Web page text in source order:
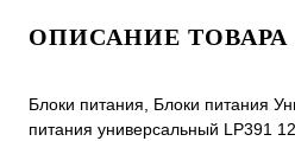
ОПИСАНИЕ ТОВАРА
Блоки питания, Блоки питания
питания универсальный LP391